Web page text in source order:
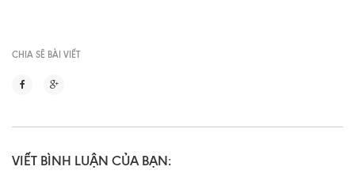
CHIA SẼ BÀI VIẾT
VIẾT BÌNH LUẬN CỦA BẠN: